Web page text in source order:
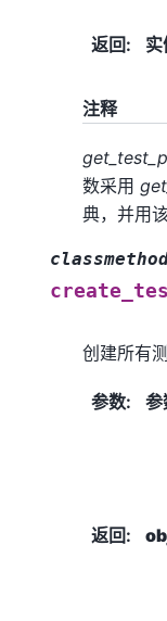
返回: 实
注释
数采用
典，并用
创建所有
参数: 参
返回: